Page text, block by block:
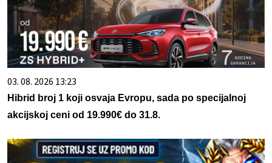
03. 08. 2026 13:23
Hibrid broj 1 koji osvaja Evropu, sada po specijalnoj
akcijskoj ceni od 19.990€ do 31.8.